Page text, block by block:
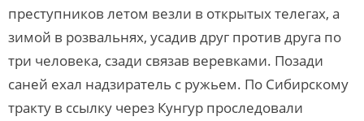
преступников летом везли в открытых телегах, а
зимой в розвальнях, усадив друг против друга по
три человека, сзади связав веревками. Позади
саней ехал надзиратель с ружьем. По Сибирскому
тракту в ссылку через Кунгур проследовали